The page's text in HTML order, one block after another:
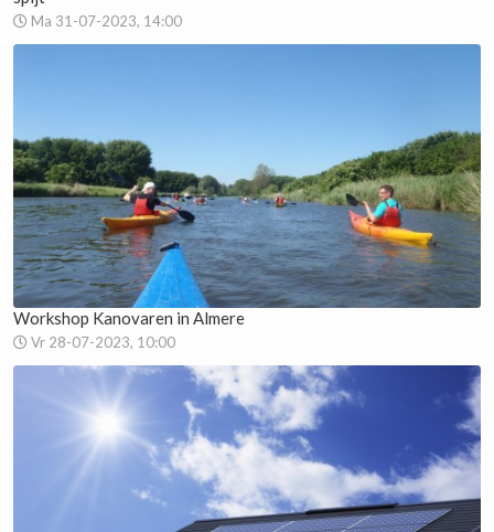
Ma 31-07-2023, 14:00
Workshop Kanovaren in Almere
Vr 28-07-2023, 10:00